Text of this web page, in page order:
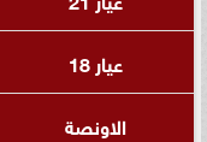
عيار 18
الاونصة